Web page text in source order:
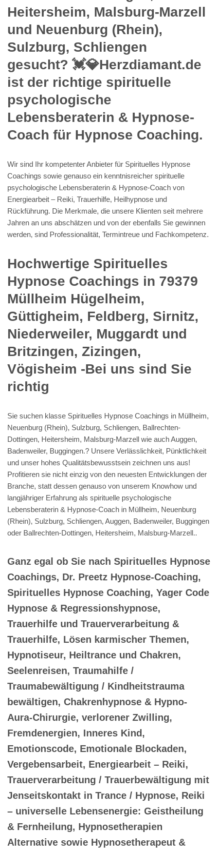
Heitersheim, Malsburg-Marzell
und Neuenburg (Rhein),
Sulzburg, Schliengen
gesucht? 💓️💎Herzdiamant.de
ist der richtige spirituelle
psychologische
Lebensberaterin & Hypnose-
Coach für Hypnose Coaching.
Wir sind Ihr kompetenter Anbieter für Spirituelles Hypnose
Coachings sowie genauso ein kenntnisreicher spirituelle
psychologische Lebensberaterin & Hypnose-Coach von
Energiearbeit – Reiki, Trauerhilfe, Heilhypnose und
Rückführung. Die Merkmale, die unsere Klienten seit mehrere
Jahren an uns abschätzen und von der ebenfalls Sie gewinnen
werden, sind Professionalität, Termintreue und Fachkompetenz.
Hochwertige Spirituelles
Hypnose Coachings in 79379
Müllheim Hügelheim,
Güttigheim, Feldberg, Sirnitz,
Niederweiler, Muggardt und
Britzingen, Zizingen,
Vögisheim -Bei uns sind Sie
richtig
Sie suchen klasse Spirituelles Hypnose Coachings in Müllheim,
Neuenburg (Rhein), Sulzburg, Schliengen, Ballrechten-
Dottingen, Heitersheim, Malsburg-Marzell wie auch Auggen,
Badenweiler, Buggingen.? Unsere Verlässlichkeit, Pünktlichkeit
und unser hohes Qualitätsbewusstsein zeichnen uns aus!
Profitieren sie nicht einzig von den neuesten Entwicklungen der
Branche, statt dessen genauso von unserem Knowhow und
langjähriger Erfahrung als spirituelle psychologische
Lebensberaterin & Hypnose-Coach in Müllheim, Neuenburg
(Rhein), Sulzburg, Schliengen, Auggen, Badenweiler, Buggingen
oder Ballrechten-Dottingen, Heitersheim, Malsburg-Marzell..
Ganz egal ob Sie nach Spirituelles Hypnose
Coachings, Dr. Preetz Hypnose-Coaching,
Spirituelles Hypnose Coaching, Yager Code
Hypnose & Regressionshypnose,
Trauerhilfe und Trauerverarbeitung &
Trauerhilfe, Lösen karmischer Themen,
Hypnotiseur, Heiltrance und Chakren,
Seelenreisen, Traumahilfe /
Traumabewältigung / Kindheitstrauma
bewältigen, Chakrenhypnose & Hypno-
Aura-Chirurgie, verlorener Zwilling,
Fremdenergien, Inneres Kind,
Emotionscode, Emotionale Blockaden,
Vergebensarbeit, Energiearbeit – Reiki,
Trauerverarbeitung / Trauerbewältigung mit
Jenseitskontakt in Trance / Hypnose, Reiki
– universelle Lebensenergie: Geistheilung
& Fernheilung, Hypnosetherapien
Alternative sowie Hypnosetherapeut &